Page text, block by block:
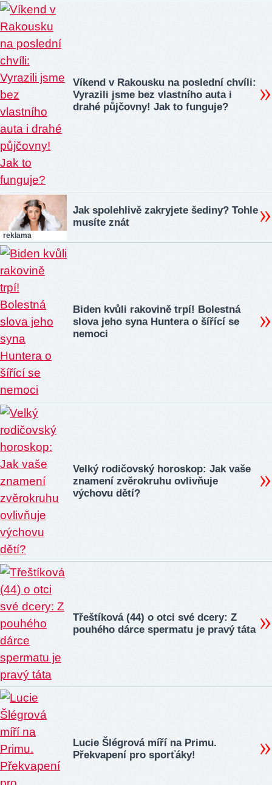
Víkend v Rakousku na poslední chvíli:
Vyrazili jsme bez vlastního auta i
drahé půjčovny! Jak to funguje?
reklama
Jak spolehlivě zakryjete šediny? Tohle
musíte znát
Biden kvůli rakovině trpí! Bolestná
slova jeho syna Huntera o šířící se
nemoci
Velký rodičovský horoskop: Jak vaše
znamení zvěrokruhu ovlivňuje
výchovu dětí?
Třeštíková (44) o otci své dcery: Z
pouhého dárce spermatu je pravý táta
Lucie Šlégrová míří na Primu.
Překvapení pro sporťáky!